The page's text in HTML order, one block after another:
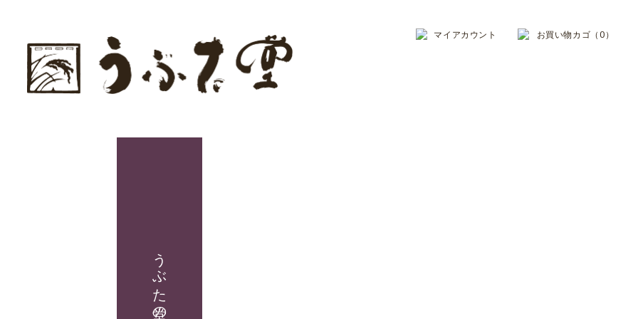
マイアカウント お買い物カゴ（0）
うぶた堂の商品